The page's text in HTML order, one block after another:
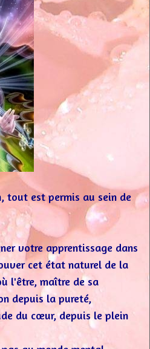
tout est permis au sein de
votre apprentissage dans
cet état naturel de la
l'être, maître de sa
depuis la pureté,
du cœur, depuis le plein